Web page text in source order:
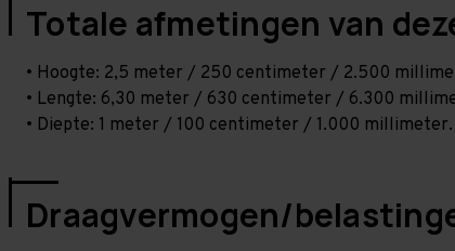
Totale afmetingen van
• Hoogte: 2,5 meter / 250 centimeter / 2.500
• Lengte: 6,30 meter / 630 centimeter / 6.300
• Diepte: 1 meter / 100 centimeter / 1.000 millimeter.
Draagvermogen/